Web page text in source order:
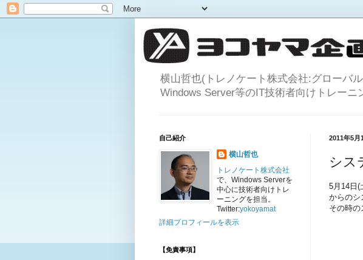
横山哲也(トレノケート株式会社:グローバ
Windows Server等のIT技術者向けトレーニ
2011年5月
シス
5月14日(
からのシ
その時の
自己紹介
横山哲也
トレノケート株式会社
で、Windows Serverを
中心に技術者向けトレ
ーニングを担当。
Twitter:yokoyamat
詳細プロフィールを表示
【免責事項】